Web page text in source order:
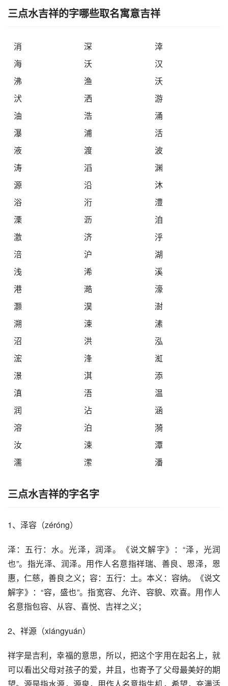
三点水吉祥的字哪些取名寓意吉祥
消 深
涬
海
沃
汉
沸
渔
沃
汱
洒
游
油
浩
涌
瀑
浦
活
液
渡
波
涛
滔
渊
源
沿
沐
浴
洐
澧
溧
沥
洎
激
济
泘
涪
沪
湖
浅
浠
溪
港
澔
濠
灏
淏
澍
溯
涑
溸
沼
洪
泓
浤
浲
渱
澋
淇
添
滇
浯
温
润
沾
涵
溶
泊
漪
汝
涑
潭
濡
潆 潘
三点水吉祥的字名字
1、泽容（zéróng）
泽：五行：水。光泽，润泽。《说文解字》：“泽，光润
也”。指光泽、润泽。用作人名意指祥瑞、善良、恩泽，恩
惠，仁慈，善良之义；容：五行：土。本义：容纳。《说文
解字》：“容，盛也”。指宽容、允许、容貌、欢喜。用作人
名意指包容、从容、喜悦、吉祥之义；
2、祥源（xiángyuán）
祥字是吉利，幸福的意思，所以，把这个字用在起名上，就
可以看出父母对孩子的爱，并且，也寄予了父母最美好的期